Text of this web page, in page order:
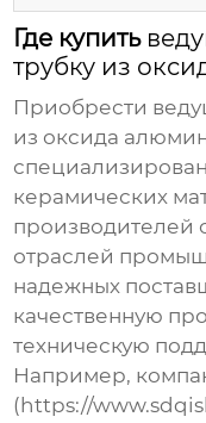
Где купить
трубку из
Приобрести
из оксида
керамических
производителей
отраслей
надежных
качественную
техническую
Например,
(https://